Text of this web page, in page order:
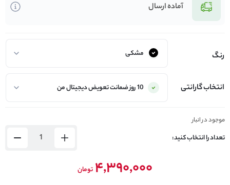
آماده ارسال
رنگ
انتخاب گارانتی
موجود در انبار
تعداد را انتخاب کنید:
۴,۳۹۰,۰۰۰ تومان